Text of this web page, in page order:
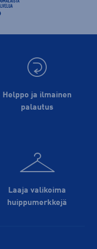
Helppo ja ilmainen
palautus
Laaja valikoima
huippu­merkkejä